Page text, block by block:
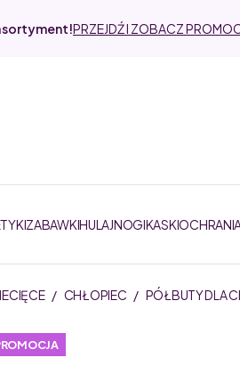
PRZEJDŹ I ZOBACZ
ZABAWKIHULAJNOGIKASKI
/ CHŁOPIEC / PÓŁBUTY DLA